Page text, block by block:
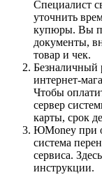
Специалист
уточнить
купюры. Вы
документы,
товар и чек.
Безналичный
интернет-
Чтобы
сервер
карты, срок
ЮMoney при
система
сервиса.
инструкции.